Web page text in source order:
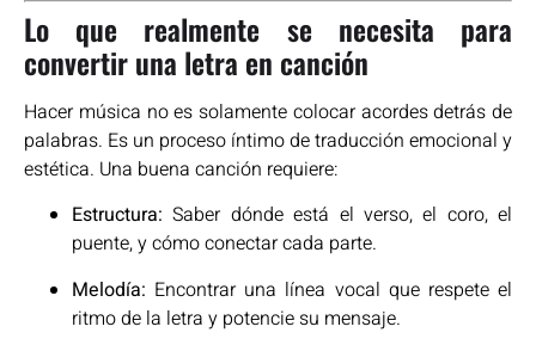
Lo que realmente se necesita para
convertir una letra en canción
Hacer música no es solamente colocar acordes detrás de
palabras. Es un proceso íntimo de traducción emocional y
estética. Una buena canción requiere:
Estructura: Saber dónde está el verso, el coro, el
puente, y cómo conectar cada parte.
Melodía: Encontrar una línea vocal que respete el
ritmo de la letra y potencie su mensaje.